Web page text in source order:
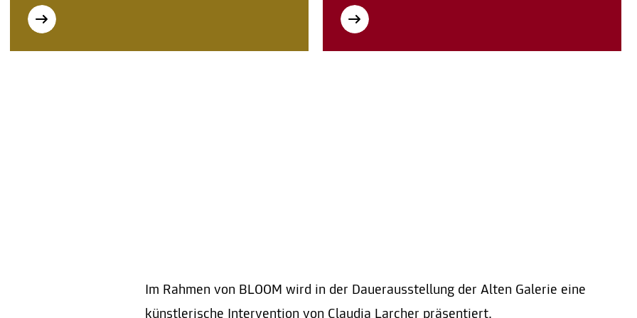
Im Rahmen von BLOOM wird in der Dauerausstellung der Alten Galerie eine
künstlerische Intervention von Claudia Larcher präsentiert.